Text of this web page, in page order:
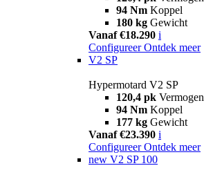
94 Nm Koppel
180 kg Gewicht
Vanaf €18.290 i
Configureer Ontdek meer
V2 SP
Hypermotard V2 SP
120,4 pk Vermogen
94 Nm Koppel
177 kg Gewicht
Vanaf €23.390 i
Configureer Ontdek meer
new V2 SP 100